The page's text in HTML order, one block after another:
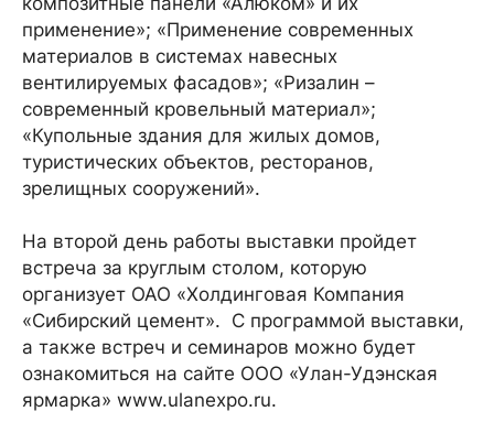
применение»; «Применение современных
материалов в системах навесных
вентилируемых фасадов»; «Ризалин –
современный кровельный материал»;
«Купольные здания для жилых домов,
туристических объектов, ресторанов,
зрелищных сооружений».
На второй день работы выставки пройдет
встреча за круглым столом, которую
организует ОАО «Холдинговая Компания
«Сибирский цемент». С программой выставки,
а также встреч и семинаров можно будет
ознакомиться на сайте ООО «Улан-Удэнская
ярмарка» www.ulanexpo.ru.